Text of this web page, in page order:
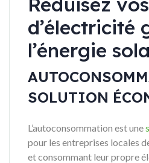
d’électricité
l’énergie
SOLUTION
L’autoconsommation est une
pour les entreprises locales
et consommant leur propre